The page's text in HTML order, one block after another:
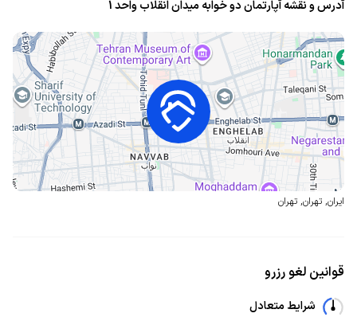
آدرس و نقشه آپارتمان دو خوابه میدان انقلاب واحد 1
ایران, تهران, تهران
قوانین لغو رزرو
شرایط متعادل